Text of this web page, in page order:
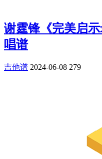
谢霆锋《完美启
唱谱
吉他谱 2024-06-08 279